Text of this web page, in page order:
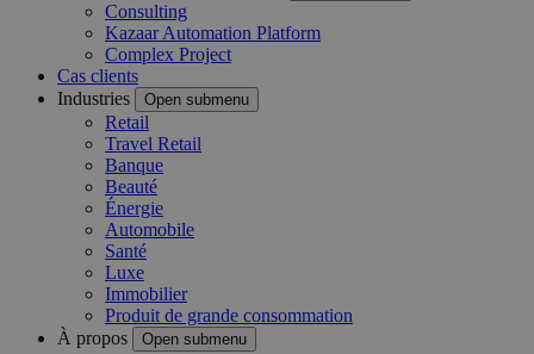
Consulting
Kazaar Automation Platform
Complex Project
Cas clients
Industries
Open submenu
Retail
Travel Retail
Banque
Beauté
Énergie
Automobile
Santé
Luxe
Immobilier
Produit de grande consommation
À propos
Open submenu